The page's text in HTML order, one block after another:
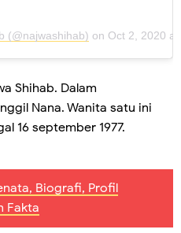
(@najwashihab) on Oct 2, 2020
Shihab. Dalam
Nana. Wanita satu ini
16 september 1977.
Biografi, Profil
Fakta